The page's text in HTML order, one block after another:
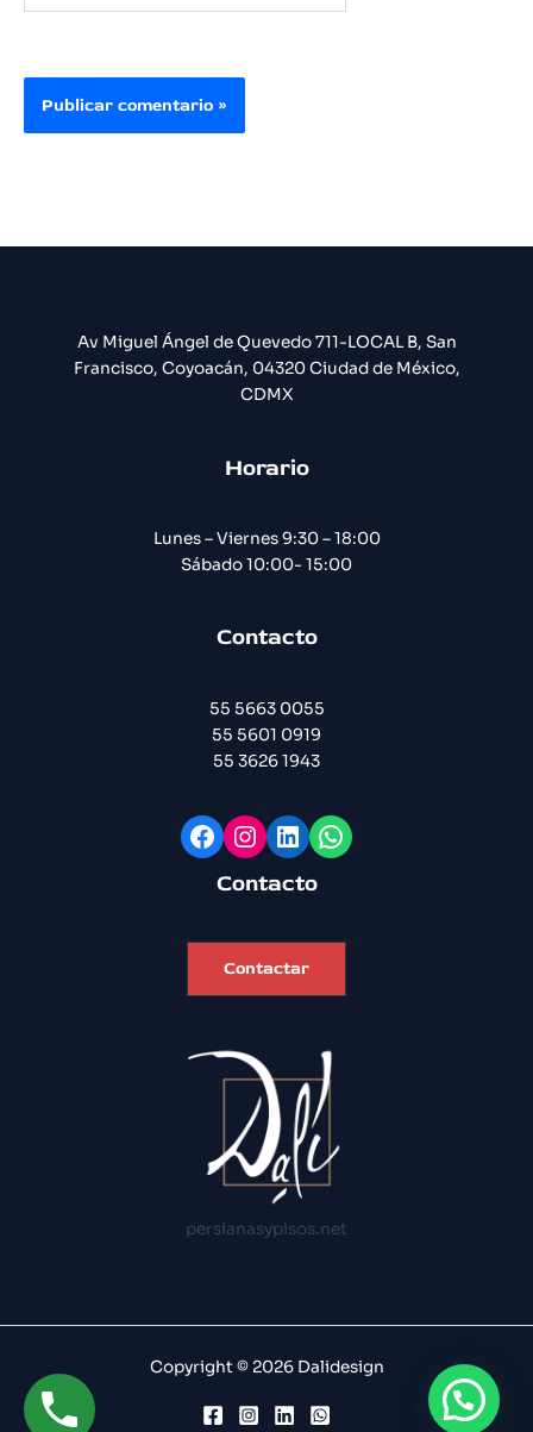
Av Miguel Ángel de Quevedo 711-LOCAL B, San
Francisco, Coyoacán, 04320 Ciudad de México,
CDMX
Horario
Lunes – Viernes 9:30 – 18:00
Sábado 10:00- 15:00
Contacto
55 5663 0055
55 5601 0919
55 3626 1943
Facebook
Instagram
LinkedIn
WhatsApp
Contacto
Contactar
persianasypisos.net
Copyright © 2026 Dalidesign